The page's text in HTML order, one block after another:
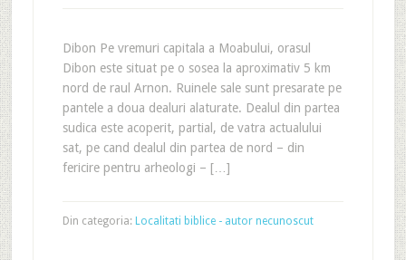
Dibon Pe vremuri capitala a Moabului, orasul
Dibon este situat pe o sosea la aproximativ 5 km
nord de raul Arnon. Ruinele sale sunt presarate pe
pantele a doua dealuri alaturate. Dealul din partea
sudica este acoperit, partial, de vatra actualului
sat, pe cand dealul din partea de nord – din
fericire pentru arheologi – […]
Din categoria: Localitati biblice - autor necunoscut